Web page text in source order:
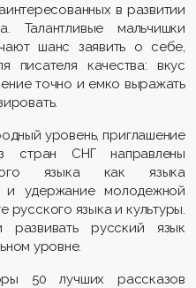
в развитии
Талантливые мальчишки
шанс заявить о себе,
качества: вкус
точно и емко выражать
уровень, приглашение
стран СНГ направлены
языка как языка
и удержание молодежной
русского языка и культуры.
русский язык
уровне.
50 лучших рассказов